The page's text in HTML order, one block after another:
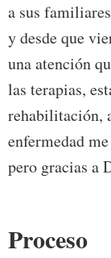
a sus
y desde que
una atención
las terapias,
rehabilitación,
enfermedad
pero gracias a
Proceso